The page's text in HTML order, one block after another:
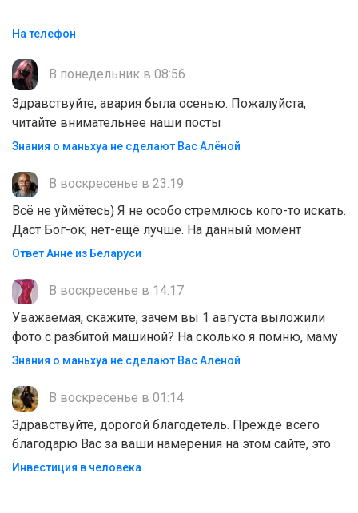
На телефон
В понедельник в 08:56
Здравствуйте, авария была осенью. Пожалуйста,
читайте внимательнее наши посты
Знания о маньхуа не сделают Вас Алëной
В воскресенье в 23:19
Всё не уймётесь) Я не особо стремлюсь кого-то искать.
Даст Бог-ок; нет-ещё лучше. На данный момент
Ответ Анне из Беларуси
В воскресенье в 14:17
Уважаемая, скажите, зачем вы 1 августа выложили
фото с разбитой машиной? На сколько я помню, маму
Знания о маньхуа не сделают Вас Алëной
В воскресенье в 01:14
Здравствуйте, дорогой благодетель. Прежде всего
благодарю Вас за ваши намерения на этом сайте, это
Инвестиция в человека